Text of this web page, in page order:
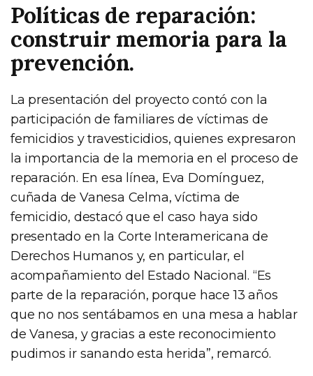
Políticas de reparación:
construir memoria para la
prevención.
La presentación del proyecto contó con la
participación de familiares de víctimas de
femicidios y travesticidios, quienes expresaron
la importancia de la memoria en el proceso de
reparación. En esa línea, Eva Domínguez,
cuñada de Vanesa Celma, víctima de
femicidio, destacó que el caso haya sido
presentado en la Corte Interamericana de
Derechos Humanos y, en particular, el
acompañamiento del Estado Nacional. “Es
parte de la reparación, porque hace 13 años
que no nos sentábamos en una mesa a hablar
de Vanesa, y gracias a este reconocimiento
pudimos ir sanando esta herida”, remarcó.